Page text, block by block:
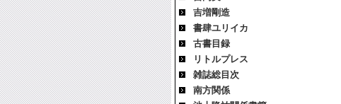
吉増剛造
書肆ユリイカ
古書目録
リトルプレス
雑誌総目次
南方関係